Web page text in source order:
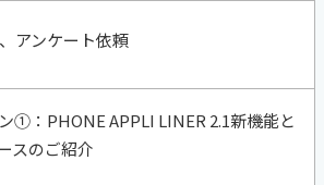
アンケート依頼
①：PHONE APPLI LINER 2.1新機能と
スのご紹介